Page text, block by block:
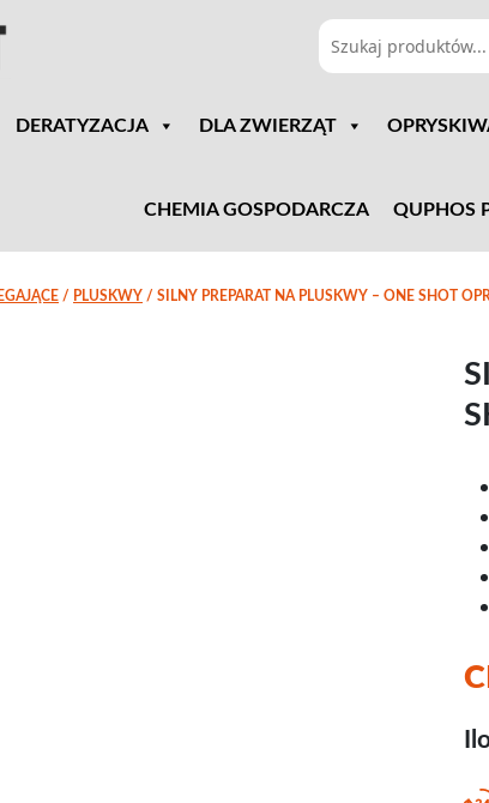
DERATYZACJA DLA ZWIERZĄT
CHEMIA GOSPODARCZA QUPHOS
/ PLUSKWY / SILNY PREPARAT NA PLUSKWY – ONE SHOT